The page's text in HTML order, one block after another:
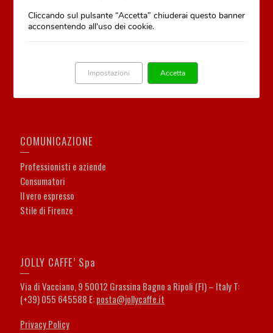
PRODOTTI
Capsule compatibili
COMUNICAZIONE
Professionisti e aziende
Consumatori
Il vero espresso
Stile di Firenze
JOLLY CAFFE’ Spa
Via di Vacciano, 9 50012 Grassina Bagno a Ripoli (FI) – Italy T:
(+39) 055 645588 E:posta@jollycaffe.it
Privacy Policy
Cliccando sul pulsante “Accetta” chiuderai questo banner
acconsentendo all'uso dei cookie.
Accetta
Impostazioni